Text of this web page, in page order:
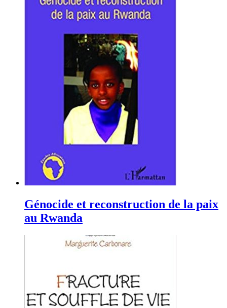
Génocide et reconstruction de la paix
au Rwanda